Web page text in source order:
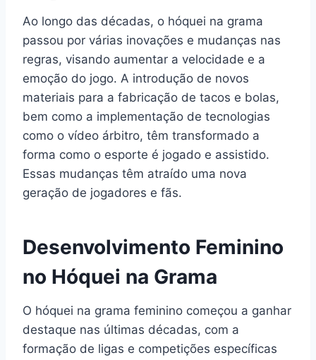
Ao longo das décadas, o hóquei na grama
passou por várias inovações e mudanças nas
regras, visando aumentar a velocidade e a
emoção do jogo. A introdução de novos
materiais para a fabricação de tacos e bolas,
bem como a implementação de tecnologias
como o vídeo árbitro, têm transformado a
forma como o esporte é jogado e assistido.
Essas mudanças têm atraído uma nova
geração de jogadores e fãs.
Desenvolvimento Feminino
no Hóquei na Grama
O hóquei na grama feminino começou a ganhar
destaque nas últimas décadas, com a
formação de ligas e competições específicas